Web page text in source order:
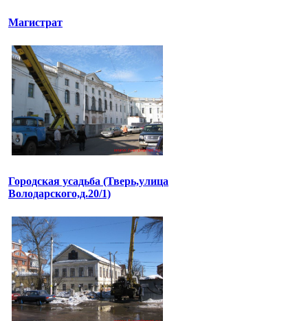
Магистрат
Городская усадьба (Тверь,улица
Володарского,д.20/1)